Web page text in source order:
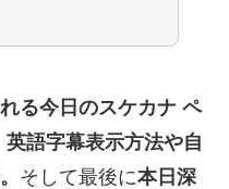
る今日のスケカナ ペ
語字幕表示方法や自
そして最後に本日深